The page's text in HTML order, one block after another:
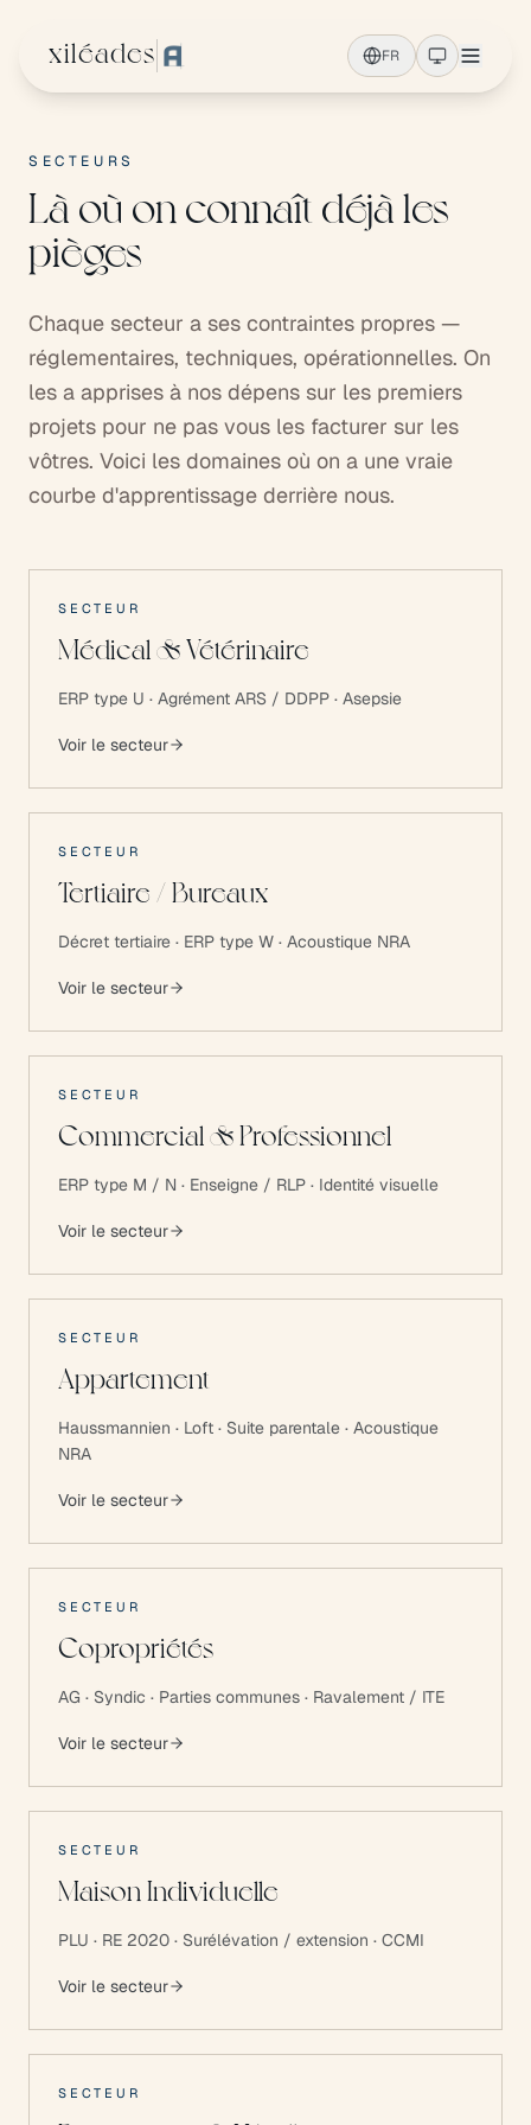
xiléades
FR
SECTEURS
Là où on connaît déjà les
pièges
Chaque secteur a ses contraintes propres —
réglementaires, techniques, opérationnelles. On
les a apprises à nos dépens sur les premiers
projets pour ne pas vous les facturer sur les
vôtres. Voici les domaines où on a une vraie
courbe d'apprentissage derrière nous.
SECTEUR
Médical & Vétérinaire
ERP type U · Agrément ARS / DDPP · Asepsie
Voir le secteur
SECTEUR
Tertiaire / Bureaux
Décret tertiaire · ERP type W · Acoustique NRA
Voir le secteur
SECTEUR
Commercial & Professionnel
ERP type M / N · Enseigne / RLP · Identité visuelle
Voir le secteur
SECTEUR
Appartement
Haussmannien · Loft · Suite parentale · Acoustique
NRA
Voir le secteur
SECTEUR
Copropriétés
AG · Syndic · Parties communes · Ravalement / ITE
Voir le secteur
SECTEUR
Maison Individuelle
PLU · RE 2020 · Surélévation / extension · CCMI
Voir le secteur
SECTEUR